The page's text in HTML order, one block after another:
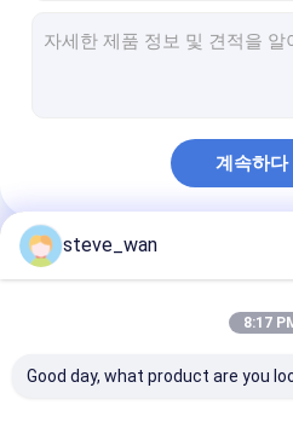
계속하다
우리의 카테고리
steve_wan
8:17
Good day, what product are you